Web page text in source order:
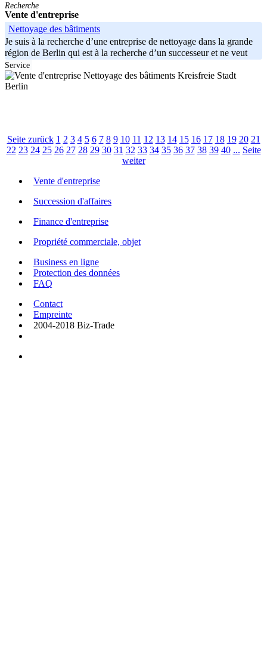
Recherche
Vente d'entreprise
Nettoyage des bâtiments
Je suis à la recherche d’une entreprise de nettoyage dans la grande
région de Berlin qui est à la recherche d’un successeur et ne veut
Service
Kreisfreie Stadt
Berlin
Seite zurück 1 2 3 4 5 6 7 8 9 10 11 12 13 14 15 16 17 18 19 20 21
22 23 24 25 26 27 28 29 30 31 32 33 34 35 36 37 38 39 40 ... Seite
weiter
Vente d'entreprise
Succession d'affaires
Finance d'entreprise
Propriété commerciale, objet
Business en ligne
Protection des données
FAQ
Contact
Empreinte
2004-2018 Biz-Trade